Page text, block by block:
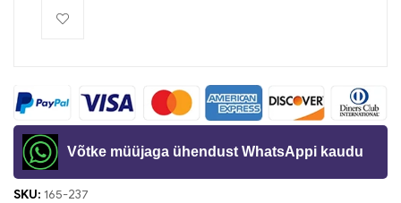
Võtke müüjaga ühendust WhatsAppi kaudu
SKU: 165-237